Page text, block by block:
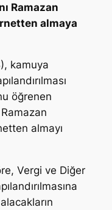
Ramazan
almaya
kamuya
öğrenen
almayı
Vergi ve Diğer